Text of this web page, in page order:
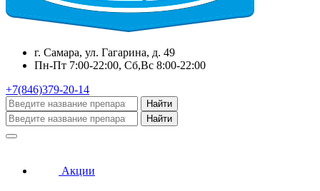
г. Самара, ул. Гагарина, д. 49
Пн-Пт 7:00-22:00, Сб,Вс 8:00-22:00
+7(846)379-20-14
Найти
Найти
Акции